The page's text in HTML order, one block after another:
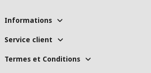
Informations
Service client
Termes et Conditions